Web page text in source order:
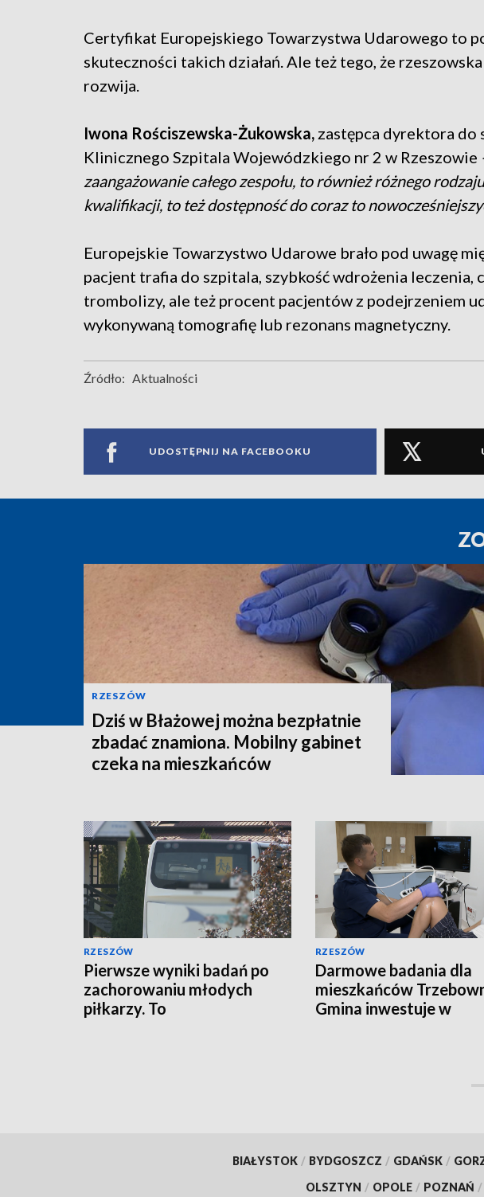
Certyfikat Europejskiego Towarzystwa Udarowego to
skuteczności takich działań. Ale też tego, że
rozwija.
Iwona Rościszewska-Żukowska, zastępca dyrektora do
Klinicznego Szpitala Wojewódzkiego nr 2 w Rzeszowie
zaangażowanie całego zespołu, to również różnego
kwalifikacji, to też dostępność do coraz to
Europejskie Towarzystwo Udarowe brało pod uwagę
pacjent trafia do szpitala, szybkość wdrożenia leczenia,
trombolizy, ale też procent pacjentów z podejrzeniem
wykonywaną tomografię lub rezonans magnetyczny.
Źródło: Aktualności
UDOSTĘPNIJ NA FACEBOOKU
RZESZÓW
Dziś w Błażowej można bezpłatnie
zbadać znamiona. Mobilny gabinet
czeka na mieszkańców
RZESZÓW
Pierwsze wyniki badań po
zachorowaniu młodych
piłkarzy. To
RZESZÓW
Darmowe badania dla
mieszkańców
Gmina inwestuje w
BIAŁYSTOK / BYDGOSZCZ / GDAŃSK /
OLSZTYN / OPOLE / POZNAŃ /